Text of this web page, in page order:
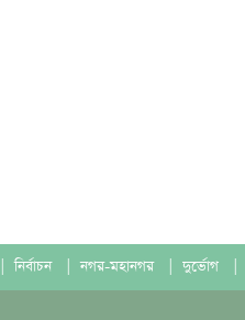
নির্বাচন নগর-মহানগর দুর্ভোগ